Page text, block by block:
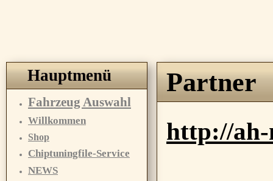
Hauptmenü
Fahrzeug Auswahl
Willkommen
Shop
Chiptuningfile-Service
NEWS
Partner
http://ah-